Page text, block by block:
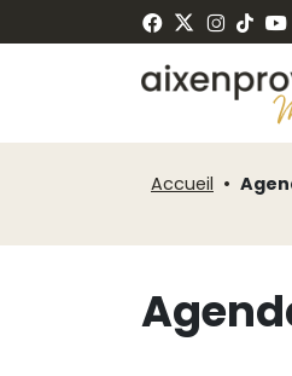
Accueil
de
Panneau de gestion des